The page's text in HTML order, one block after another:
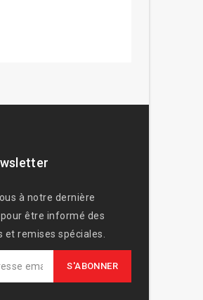
à notre dernière
être informé des
et remises spéciales.